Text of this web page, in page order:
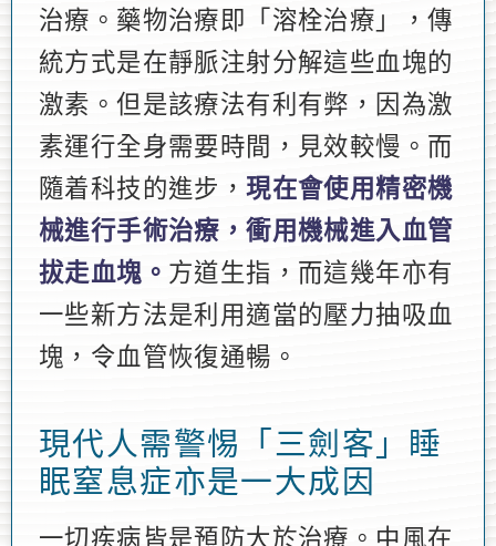
治療。藥物治療即「溶栓治療」，傳
統方式是在靜脈注射分解這些血塊的
激素。但是該療法有利有弊，因為激
素運行全身需要時間，見效較慢。而
隨着科技的進步，現在會使用精密機
械進行手術治療，衝用機械進入血管
拔走血塊。 方道生指，而這幾年亦有
一些新方法是利用適當的壓力抽吸血
塊，令血管恢復通暢。
現代人需警惕「三劍客」睡
眠窒息症亦是一大成因
一切疾病皆是預防大於治療。中風在